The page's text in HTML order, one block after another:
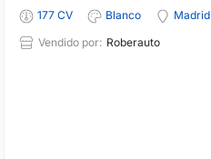
177 CV
Blanco
Madrid
Vendido por: Roberauto